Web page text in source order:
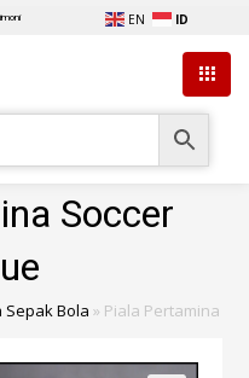
EN ID
Soccer
Sepak Bola » Piala Pertamina